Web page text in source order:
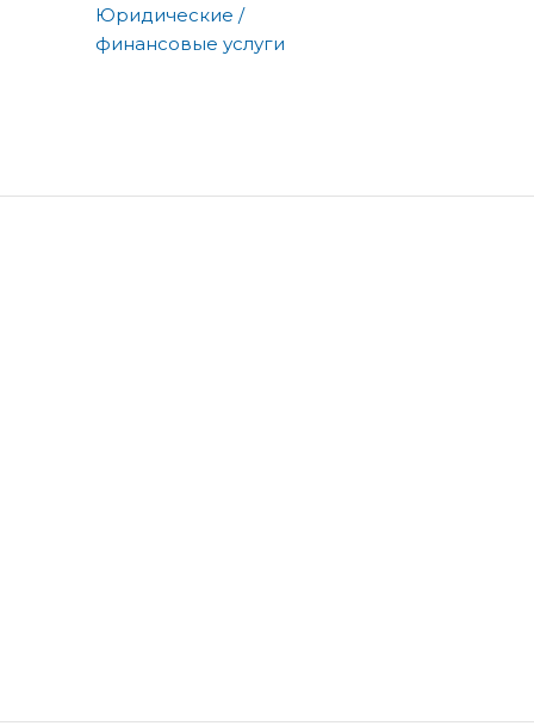
Юридические /
финансовые услуги